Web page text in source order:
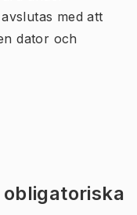
med att
dator och